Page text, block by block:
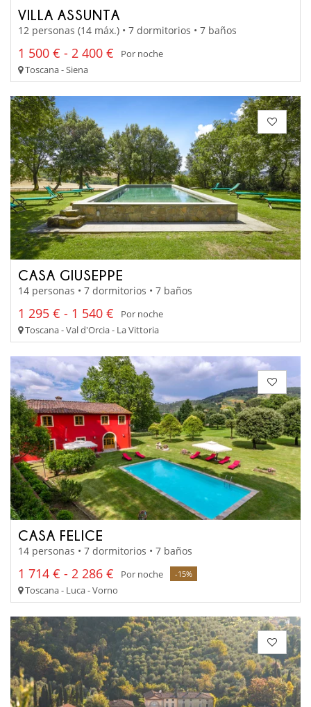
VILLA ASSUNTA
12 personas (14 máx.) • 7 dormitorios • 7 baños
1 500 € - 2 400 €
Por noche
Toscana - Siena
CASA GIUSEPPE
14 personas • 7 dormitorios • 7 baños
1 295 € - 1 540 €
Por noche
Toscana - Val d'Orcia - La Vittoria
CASA FELICE
14 personas • 7 dormitorios • 7 baños
1 714 € - 2 286 € Por noche -15%
Toscana - Luca - Vorno